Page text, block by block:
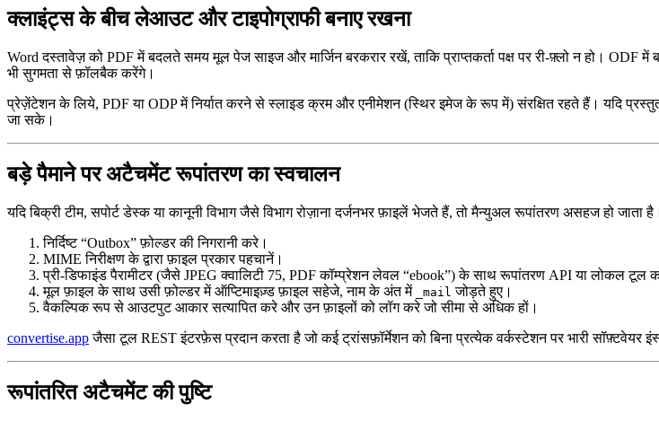
क्लाइंट्स के बीच लेआउट और टाइपोग्राफी बनाए रखना
Word दस्तावेज़ को PDF में बदलते समय मूल पेज साइज और मार्जिन बरकरार रखें, ताकि प्राप्तकर्ता पक्ष पर री‑फ़्लो न हो। ODF
भी सुगमता से फ़ॉलबैक करेंगे।
प्रेज़ेंटेशन के लिये, PDFया ODPमें निर्यात करने से स्लाइड क्रम और एनीमेशन (स्थिर इमेज के रूप में) संरक्षित रहते हैं। यदि
जा सके।
बड़े पैमाने पर अटैचमेंट रूपांतरण का स्वचालन
यदि बिक्री टीम, सपोर्ट डेस्क या कानूनी विभाग जैसे विभाग रोज़ाना दर्जनभर फ़ाइलें भेजते हैं, तो मैन्युअल रूपांतरण असहज हो
निर्दिष्ट “Outbox” फ़ोल्डर की निगरानी करे।
MIME निरीक्षण के द्वारा फ़ाइल प्रकार पहचानें।
प्री‑डिफाइंड पैरामीटर (जैसे JPEG क्वालिटी 75, PDF कॉम्प्रेशन लेवल “ebook”) के साथ रूपांतरण API या लोकल टूल
मूल फ़ाइल के साथ उसी फ़ोल्डर में ऑप्टिमाइज़्ड फ़ाइल सहेजे, नाम के अंत में
_mail जोड़ते हुए।
वैकल्पिक रूप से आउटपुट आकार सत्यापित करे और उन फ़ाइलों को लॉग करे जो सीमा से अधिक हों।
convertise.appजैसा टूल REST इंटरफ़ेस प्रदान करता है जो कई ट्रांसफ़ॉर्मेशन को बिना प्रत्येक वर्कस्टेशन पर भारी सॉफ़्टवेयर
रूपांतरित अटैचमेंट की पुष्टि